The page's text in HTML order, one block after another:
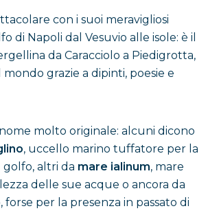
con i suoi meravigliosi
di Napoli dal Vesuvio alle isole: è il
da Caracciolo a Piedigrotta,
grazie a dipinti, poesie e
molto originale: alcuni dicono
, uccello marino tuffatore per la
golfo, altri da mare ialinum, mare
delle sue acque o ancora da
forse per la presenza in passato di